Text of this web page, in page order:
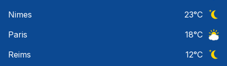
Nimes
23°C
Paris
18°C
Reims
12°C